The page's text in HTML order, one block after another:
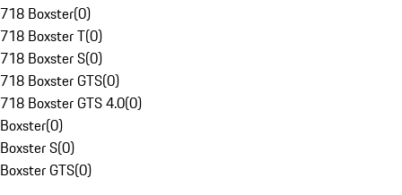
718 Boxster(0)
718 Boxster T(0)
718 Boxster S(0)
718 Boxster GTS(0)
718 Boxster GTS 4.0(0)
Boxster(0)
Boxster S(0)
Boxster GTS(0)